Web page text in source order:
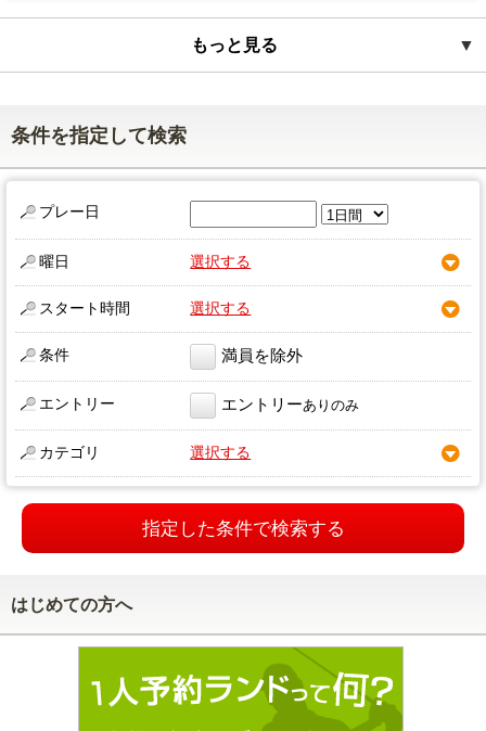
▼
もっと見る
条件を指定して検索
プレー日
曜日 選択する
スタート時間 選択する
条件 満員を除外
エントリー エントリーありのみ
カテゴリ 選択する
指定した条件で検索する
はじめての方へ